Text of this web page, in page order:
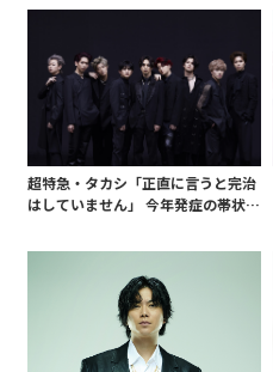
超特急・タカシ「正直に言うと完治
はしていません」 今年発症の帯状疱
白 後遺症も語る